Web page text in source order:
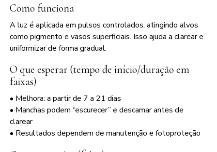
Como funciona
A luz é aplicada em pulsos controlados, atingindo alvos
como pigmento e vasos superficiais. Isso ajuda a clarear e
uniformizar de forma gradual.
O que esperar (tempo de início/duração em
faixas)
• Melhora: a partir de 7 a 21 dias
• Manchas podem “escurecer” e descamar antes de
clarear
• Resultados dependem de manutenção e fotoproteção